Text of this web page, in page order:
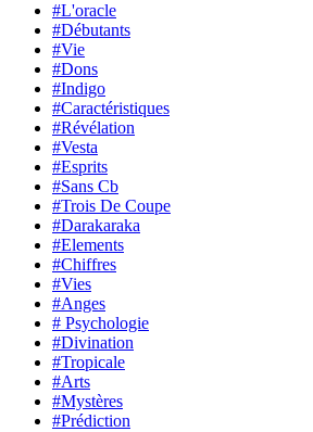
#L'oracle
#Débutants
#Vie
#Dons
#Indigo
#Caractéristiques
#Révélation
#Vesta
#Esprits
#Sans Cb
#Trois De Coupe
#Darakaraka
#Elements
#Chiffres
#Vies
#Anges
# Psychologie
#Divination
#Tropicale
#Arts
#Mystères
#Prédiction